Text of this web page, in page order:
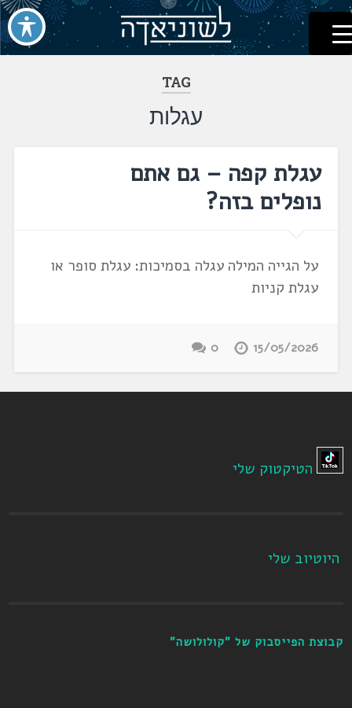
דלג
לתוכן
לשוניאדה
עברית. לשון. שפה
TAG
עגלות
עגלת קפה – גם אתם
נופלים בזה?
על הגייה המילה עגלה בסמיכות: עגלת סופר או
עגלת קניות
15/05/2026
0
הטיקטוק שלי
היוטיוב שלי
קבוצת הפייסבוק של "קולולושה"